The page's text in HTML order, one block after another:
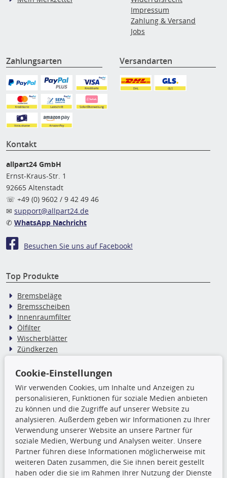
Impressum
Zahlung & Versand
Jobs
Zahlungsarten Versandarten
Kontakt
allpart24 GmbH
Ernst-Kraus-Str. 1
92665 Altenstadt
☏ +49 (0) 9602 / 9 42 49 46
✉ support@allpart24.de
✆ WhatsApp Nachricht
Besuchen Sie uns auf Facebook!
Top Produkte
Bremsbeläge
Bremsscheiben
Innenraumfilter
Ölfilter
Wischerblätter
Zündkerzen
TecDoc Inside
Die hier angezeigten Daten,
insbesondere die gesamte Datenbank,
dürfen nicht kopiert werden. Es ist zu
unterlassen, die Daten oder die gesamte Datenbank ohne
vorherige Zustimmung TecDocs zu vervielfältigen, zu
verbreiten und/oder diese Handlungen durch Dritte ausführen
zu lassen. Ein Zuwiderhandeln stellt eine
Urheberrechtsverletzung dar und wird verfolgt.
Cookie-Einstellungen
Wir verwenden Cookies, um Inhalte und Anzeigen zu
personalisieren, Funktionen für soziale Medien anbieten
zu können und die Zugriffe auf unserer Website zu
analysieren. Außerdem geben wir Informationen zu Ihrer
Verwendung unserer Website an unsere Partner für
soziale Medien, Werbung und Analysen weiter. Unsere
Partner führen diese Informationen möglicherweise mit
weiteren Daten zusammen, die Sie ihnen bereit gestellt
haben oder die sie im Rahmen Ihrer Nutzung der Dienste